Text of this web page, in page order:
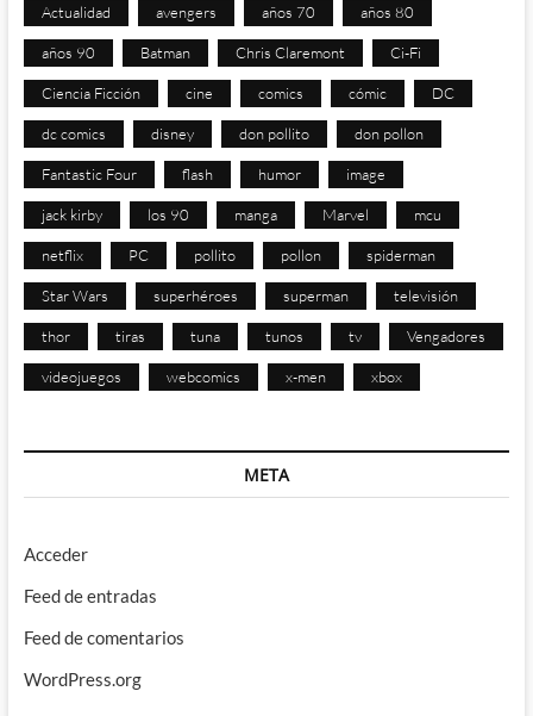
Actualidad avengers años 70 años 80
años 90 Batman Chris Claremont Ci-Fi
Ciencia Ficción cine comics cómic DC
dc comics disney don pollito don pollon
Fantastic Four flash humor image
jack kirby los 90 manga Marvel mcu
netflix PC pollito pollon spiderman
Star Wars superhéroes superman televisión
thor tiras tuna tunos tv Vengadores
videojuegos webcomics x-men xbox
META
Acceder
Feed de entradas
Feed de comentarios
WordPress.org